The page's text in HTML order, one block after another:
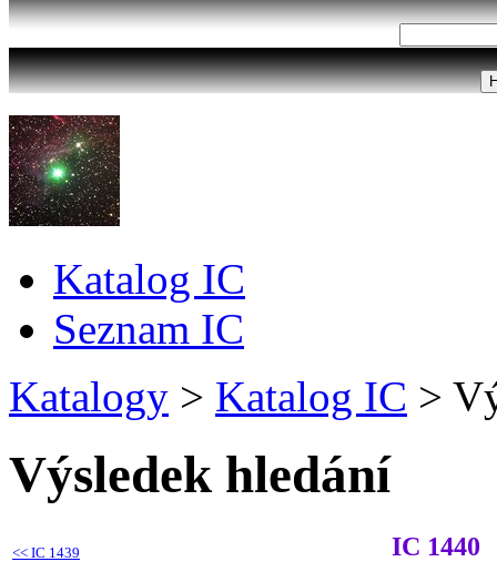
Katalog IC
Seznam IC
Katalogy > Katalog IC >
Výsledek hledání
<< IC 1439 IC 1440